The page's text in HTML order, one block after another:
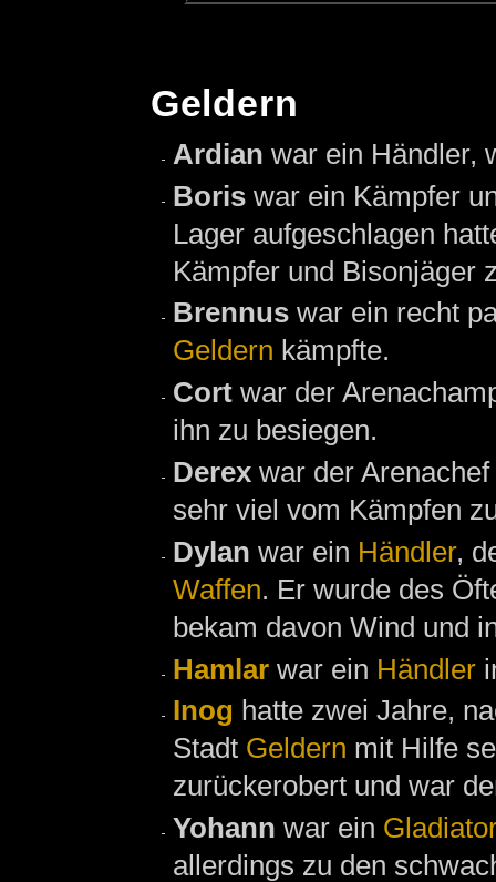
Geldern
Ardian war ein Händler,
Boris war ein Kämpfer
Lager aufgeschlagen
Kämpfer und Bisonjäger
Brennus war ein recht
Geldern kämpfte.
Cort war der
ihn zu besiegen.
Derex war der
sehr viel vom Kämpfen
Dylan war ein Händler,
Waffen. Er wurde des
bekam davon Wind und
Hamlar war ein Händler
Inog hatte zwei Jahre,
Stadt Geldern mit Hilfe
zurückerobert und war
Yohann war ein
allerdings zu den